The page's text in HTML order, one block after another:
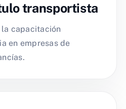
transportista
capacitación
en empresas de